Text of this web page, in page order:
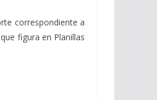
correspondiente a
figura en Planillas